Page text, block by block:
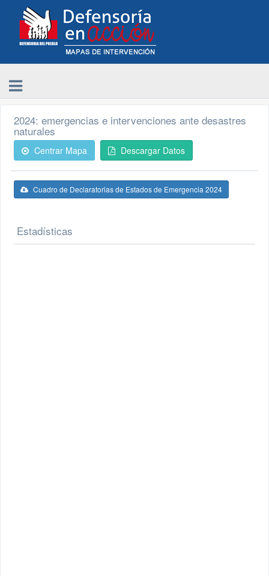
2024: emergencias e intervenciones ante desastres
naturales
Centrar Mapa Descargar Datos
Cuadro de Declaratorias de Estados de Emergencia 2024
Estadísticas